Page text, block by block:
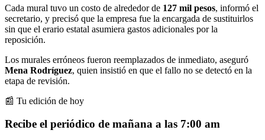
Cada mural tuvo un costo de alrededor de 127 mil pesos, informó el
secretario, y precisó que la empresa fue la encargada de sustituirlos
sin que el erario estatal asumiera gastos adicionales por la
reposición.
Los murales erróneos fueron reemplazados de inmediato, aseguró
Mena Rodríguez, quien insistió en que el fallo no se detectó en la
etapa de revisión.
📰 Tu edición de hoy
Recibe el periódico de mañana a las 7:00 am